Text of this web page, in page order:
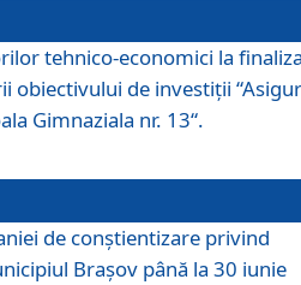
tehnico-economici la
obiectivului de investiții
Gimnaziala nr. 13“.
de conștientizare privind
Braşov până la 30 iunie